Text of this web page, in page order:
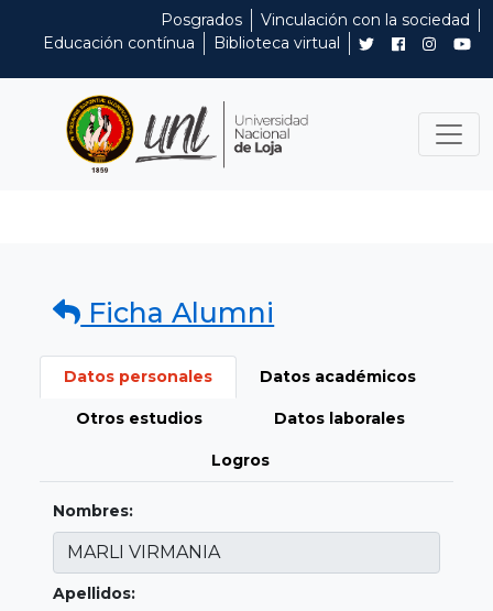
Posgrados
Vinculación con la sociedad
Educación contínua
Biblioteca virtual
Ficha Alumni
Datos personales Datos académicos
Otros estudios Datos laborales
Logros
Nombres:
Apellidos: